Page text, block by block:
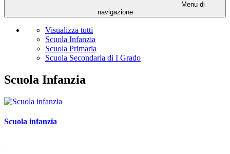
Menu di
navigazione
Visualizza tutti
Scuola Infanzia
Scuola Primaria
Scuola Secondaria di I Grado
Scuola Infanzia
Scuola infanzia